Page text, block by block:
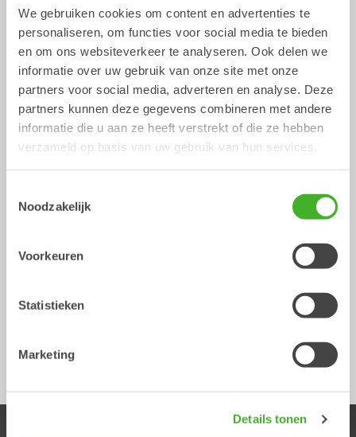
We gebruiken cookies om content en advertenties te
personaliseren, om functies voor social media te bieden
en om ons websiteverkeer te analyseren. Ook delen we
informatie over uw gebruik van onze site met onze
partners voor social media, adverteren en analyse. Deze
partners kunnen deze gegevens combineren met andere
informatie die u aan ze heeft verstrekt of die ze hebben
verzameld op basis van uw gebruik van hun services.
Noodzakelijk
Voorkeuren
Statistieken
Marketing
Details tonen
Contact us
Centrale Smering
Accessoires
Af fabriek gemonteerd voor een grotere
Centrale smering van de tiltrotator groeit snel en zal
Het nadeel van naderhand opbouwen van centrale
gemonteerd is. Als er dan een slang dan wordt geknepen
de kwaliteit van de installatie te waarborgen.